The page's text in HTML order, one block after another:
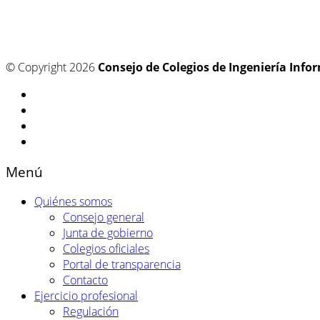
© Copyright 2026 Consejo de Colegios de Ingeniería
Menú
Quiénes somos
Consejo general
Junta de gobierno
Colegios oficiales
Portal de transparencia
Contacto
Ejercicio profesional
Regulación